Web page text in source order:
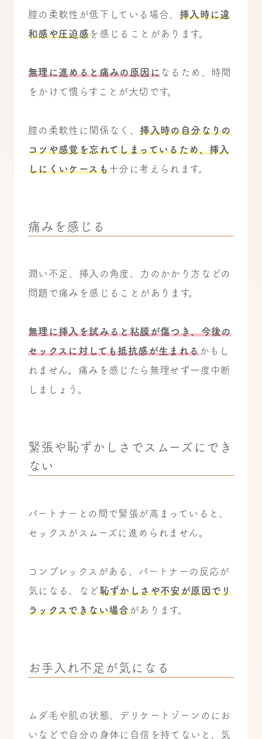
膣の柔軟性が低下している場合、 挿入時に違
和感や圧迫感 を感じることがあります。
無理に進めると痛みの原因になるため、時間
をかけて慣らすことが大切です。
膣の柔軟性に関係なく、挿入時の自分なりの
コツや感覚を忘れてしまっているため、挿入
しにくいケースも十分に考えられます。
痛みを感じる
潤い不足、挿入の角度、力のかかり方などの
問題で痛みを感じることがあります。
無理に挿入を試みると粘膜が傷つき、今後の
セックスに対しても抵抗感が生まれるかもし
れません。痛みを感じたら無理せず一度中断
しましょう。
緊張や恥ずかしさでスムーズにでき
ない
パートナーとの間で緊張が高まっていると、
セックスがスムーズに進められません。
コンプレックスがある、パートナーの反応が
気になる、など恥ずかしさや不安が原因でリ
ラックスできない場合があります。
お手入れ不足が気になる
ムダ毛や肌の状態、デリケートゾーンのにお
いなどで自分の身体に自信を持てないと、気